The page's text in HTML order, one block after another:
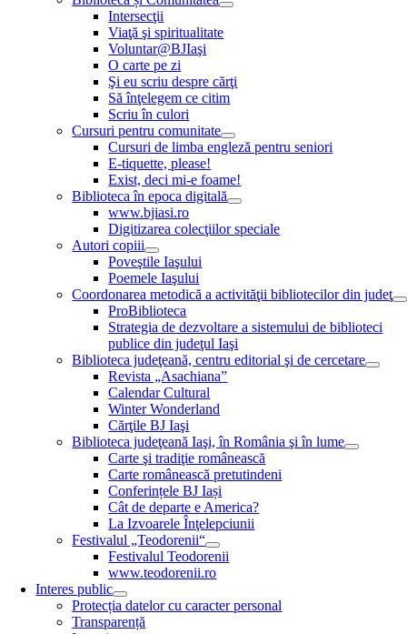
Intersecţii
Viaţă şi spiritualitate
Voluntar@BJIaşi
O carte pe zi
Şi eu scriu despre cărţi
Să înţelegem ce citim
Scriu în culori
Cursuri pentru comunitate
Cursuri de limba engleză pentru seniori
E-tiquette, please!
Exist, deci mi-e foame!
Biblioteca în epoca digitală
www.bjiasi.ro
Digitizarea colecţiilor speciale
Autori copiii
Poveştile Iaşului
Poemele Iaşului
Coordonarea metodică a activităţii bibliotecilor din judeţ
ProBiblioteca
Strategia de dezvoltare a sistemului de biblioteci
publice din judeţul Iaşi
Biblioteca judeţeană, centru editorial şi de cercetare
Revista „Asachiana”
Calendar Cultural
Winter Wonderland
Cărţile BJ Iaşi
Biblioteca judeţeană Iaşi, în România şi în lume
Carte şi tradiţie românească
Carte românească pretutindeni
Conferințele BJ Iași
Cât de departe e America?
La Izvoarele Înţelepciunii
Festivalul „Teodorenii“
Festivalul Teodorenii
www.teodorenii.ro
Interes public
Protecția datelor cu caracter personal
Transparență